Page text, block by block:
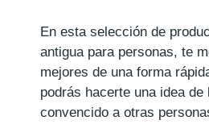
En esta selección de
antigua para personas, te
mejores de una forma
podrás hacerte una idea de
convencido a otras